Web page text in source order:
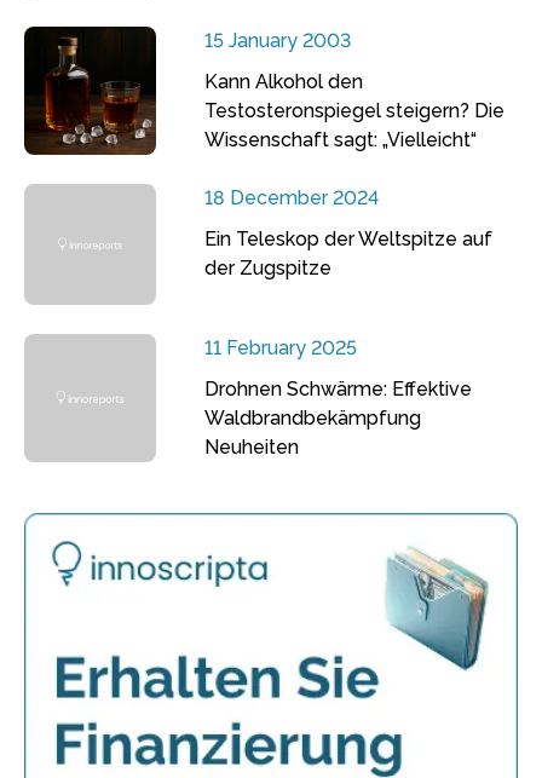
15 January 2003
Kann Alkohol den
Testosteronspiegel steigern? Die
Wissenschaft sagt: „Vielleicht“
18 December 2024
Ein Teleskop der Weltspitze auf
der Zugspitze
11 February 2025
Drohnen Schwärme: Effektive
Waldbrandbekämpfung
Neuheiten